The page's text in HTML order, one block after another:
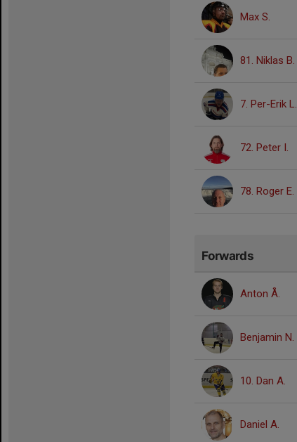
Max S.
81. Niklas B.
7. Per-Erik L.
72. Peter I.
78. Roger E.
Forwards
Anton Å.
Benjamin N.
10. Dan A.
Daniel A.